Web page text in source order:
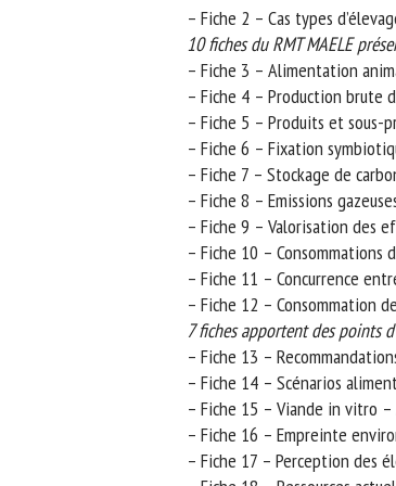
– Fiche 2 – Cas types d’élevage
10 fiches du RMT MAELE
– Fiche 3 – Alimentation
– Fiche 4 – Production brute
– Fiche 5 – Produits et sous-
– Fiche 6 – Fixation
– Fiche 7 – Stockage de
– Fiche 8 – Emissions
– Fiche 9 – Valorisation des
– Fiche 10 – Consommations
– Fiche 11 – Concurrence
– Fiche 12 – Consommation
7 fiches apportent des points
– Fiche 13 –
– Fiche 14 – Scénarios
– Fiche 15 – Viande in vitro –
– Fiche 16 – Empreinte
– Fiche 17 – Perception des